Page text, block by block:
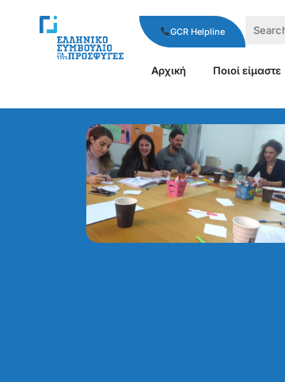
GCR Helpline
Αρχική Ποιοί είμαστε